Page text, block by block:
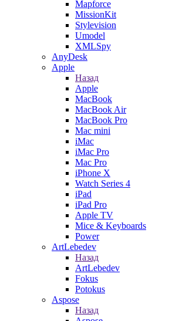
Mapforce
MissionKit
Stylevision
Umodel
XMLSpy
AnyDesk
Apple
Назад
Apple
MacBook
MacBook Air
MacBook Pro
Mac mini
iMac
iMac Pro
Mac Pro
iPhone X
Watch Series 4
iPad
iPad Pro
Apple TV
Mice & Keyboards
Power
ArtLebedev
Назад
ArtLebedev
Fokus
Potokus
Aspose
Назад